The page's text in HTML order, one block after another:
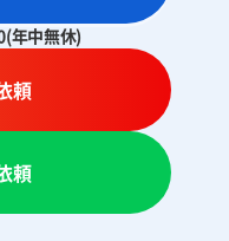
年中無休)
頼
頼